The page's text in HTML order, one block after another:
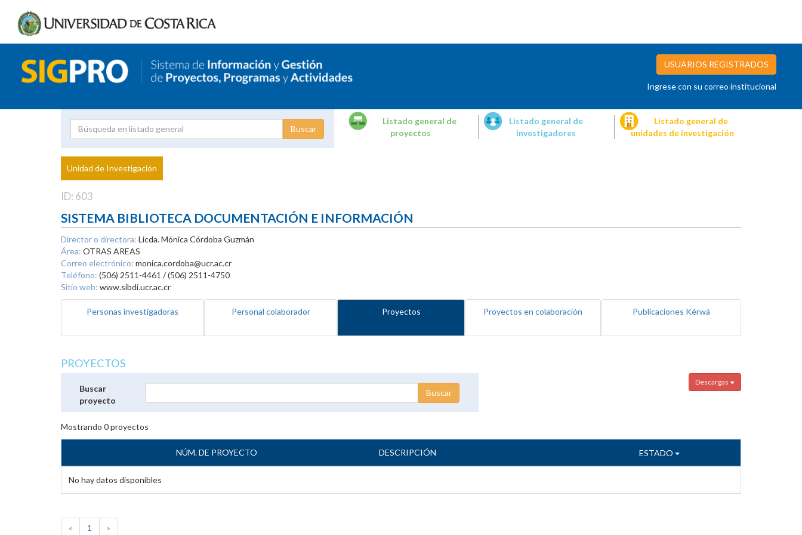
USUARIOS REGISTRADOS
Ingrese con su correo institucional
Proyecto
Investigador
Listado general de
proyectos
Listado general de
investigadores
Listado general de
unidades de investigación
Unidad de Investigación
ID: 603
SISTEMA BIBLIOTECA DOCUMENTACIÓN E INFORMACIÓN
Director o directora: Licda. Mónica Córdoba Guzmán
Área: OTRAS AREAS
Correo electrónico: monica.cordoba@ucr.ac.cr
Teléfono: (506) 2511-4461 / (506) 2511-4750
Sitio web: www.sibdi.ucr.ac.cr
Personas investigadoras Personal colaborador Proyectos Proyectos en colaboración Publicaciones Kérwá
PROYECTOS
Descargas
Buscar
proyecto
Mostrando 0proyectos
NÚM. DE PROYECTO DESCRIPCIÓN ESTADO
No hay datos disponibles
« 1 »